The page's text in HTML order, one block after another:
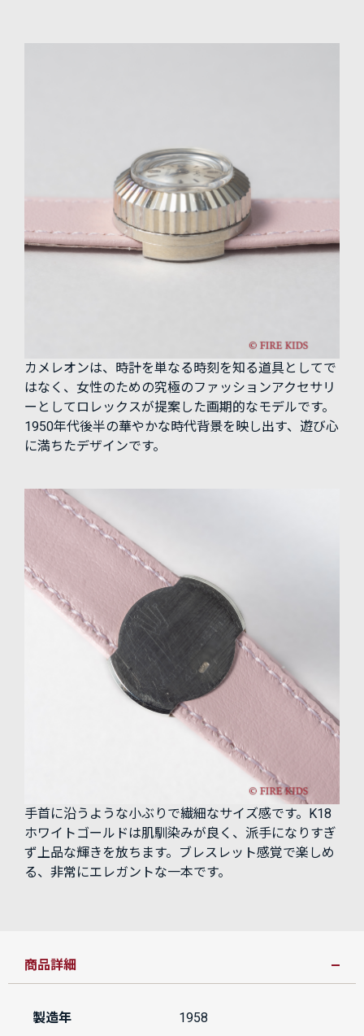
カメレオンは、時計を単なる時刻を知る道具としてで
はなく、女性のための究極のファッションアクセサリ
ーとしてロレックスが提案した画期的なモデルです。
1950年代後半の華やかな時代背景を映し出す、遊び心
に満ちたデザインです。
手首に沿うような小ぶりで繊細なサイズ感です。K18
ホワイトゴールドは肌馴染みが良く、派手になりすぎ
ず上品な輝きを放ちます。ブレスレット感覚で楽しめ
る、非常にエレガントな一本です。
商品詳細
製造年 1958